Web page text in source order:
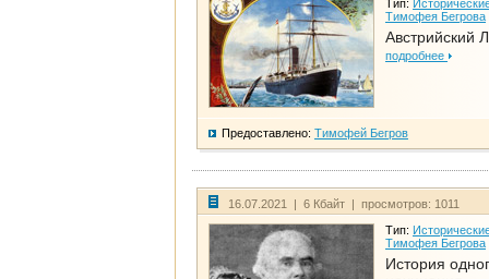
Тип:
Тимофея Бегрова
Австрийский
подробнее
Предоставлено: Тимофей Бегров
16.07.2021 | 6 Кбайт | просмотров: 1011
Тип:
Тимофея Бегрова
История